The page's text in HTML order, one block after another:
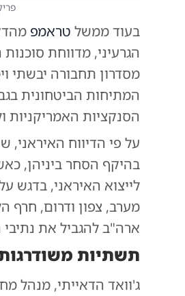
בעוד ממשל טראמפ
הגרעיני, מדווחת
מסדרון תחבורה יבשתי
המתיחות הביטחונית
הסנקציות האמריקניות
לייצוא האיראני, בדגש
מערב, צפון ודרום, חרף
ארה"ב להגביל את נתיבי
תשתיות
ג'וואד הדאייתי, מנהל